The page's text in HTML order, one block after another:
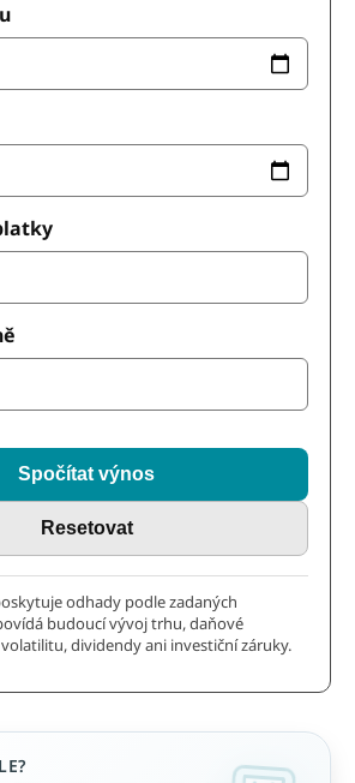
Spočítat výnos
Resetovat
odhady podle zadaných
budoucí vývoj trhu, daňové
dividendy ani investiční záruky.